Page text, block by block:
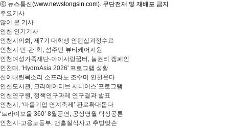
ⓒ 뉴스통신(www.newstongsin.com). 무단전재 및 재배포 금지
주요기사
많이 본 기사
인천 인기기사
인천시의회, 제7기 대학생 인턴십과정수료
인천시 민·관·학, 섬주민 뷰티케어지원
인천여성가족재단-아이사랑꿈터, 놀권리 캠페인
인천대, 'HydroAsia 2026' 프로그램 성황
신이내린목소리 소프라노 조수미 인천온다
인천도서관, 크리에이티브 시니어스’프로그램
인천연구원, 정책연구과제 연구결과 발표
인천시, ‘마을기업 연계축제’ 판로확대돕다
‘트라이보울 360’ 8월공연, 공상명월 탁상공론
인천시-고용노동부, 맨홀질식사고 추방맞손